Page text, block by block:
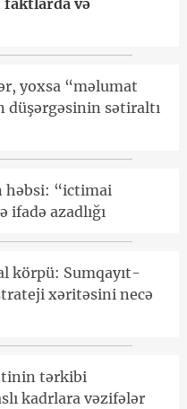
yoxsa “məlumat
düşərgəsinin sətiraltı
həbsi: “ictimai
ifadə azadlığı
körpü: Sumqayıt-
xəritəsini necə
tərkibi
kadrlara vəzifələr